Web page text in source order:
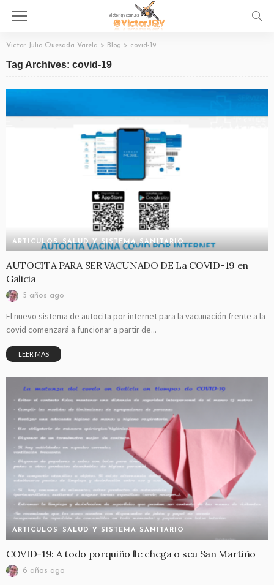
Victor Julio Quesada Varela > Blog > covid-19
Tag Archives: covid-19
ARTICULOS SALUD Y SISTEMA SANITARIO
AUTOCITA PARA SER VACUNADO DE La COVID-19 en
Galicia
5 años ago
El nuevo sistema de autocita por internet para la vacunación frente a la
covid comenzará a funcionar a partir de...
LEER MAS
ARTICULOS SALUD Y SISTEMA SANITARIO
COVID-19: A todo porquiño lle chega o seu San Martiño
6 años ago